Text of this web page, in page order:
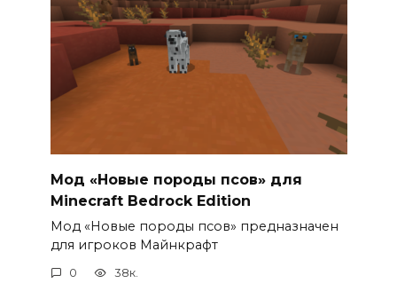
Мод «Новые породы псов» для
Minecraft Bedrock Edition
Мод «Новые породы псов» предназначен
для игроков Майнкрафт
0 38к.